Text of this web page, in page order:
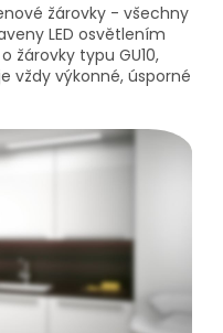
žárovky - všechny
LED osvětlením
žárovky typu GU10,
vždy výkonné, úsporné